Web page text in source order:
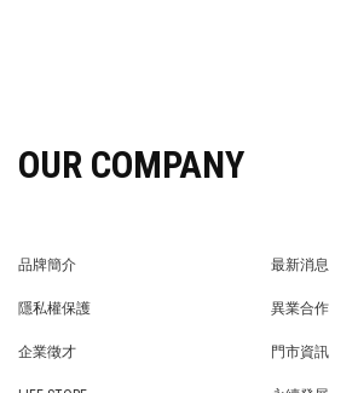
OUR COMPANY
品牌簡介
最新消息
隱私權保護
異業合作
企業徵才
門市資訊